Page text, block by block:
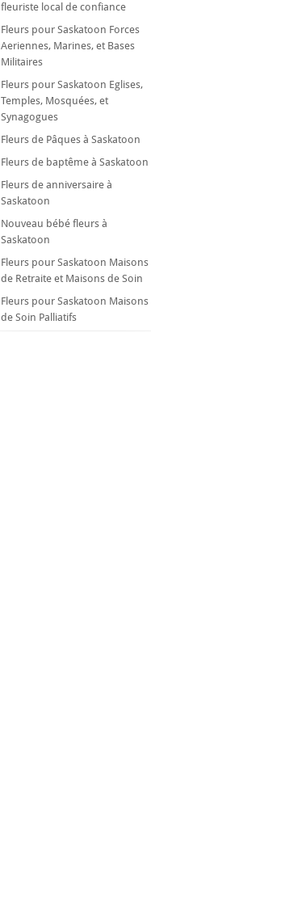
fleuriste local de confiance
Fleurs pour Saskatoon Forces
Aeriennes, Marines, et Bases
Militaires
Fleurs pour Saskatoon Eglises,
Temples, Mosquées, et
Synagogues
Fleurs de Pâques à Saskatoon
Fleurs de baptême à Saskatoon
Fleurs de anniversaire à
Saskatoon
Nouveau bébé fleurs à
Saskatoon
Fleurs pour Saskatoon Maisons
de Retraite et Maisons de Soin
Fleurs pour Saskatoon Maisons
de Soin Palliatifs